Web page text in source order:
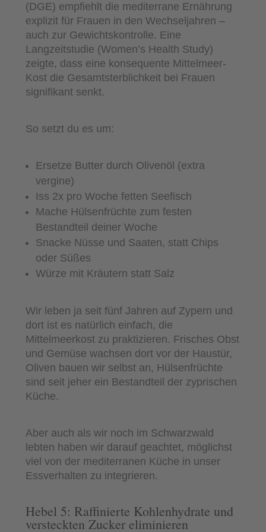
(DGE) empfiehlt die mediterrane Ernährung
explizit für Frauen in den Wechseljahren –
auch zur Gewichtskontrolle. Eine
Langzeitstudie (Women’s Health Study)
zeigte, dass eine konsequente Mittelmeer-
Kost die Gesamtsterblichkeit bei Frauen
signifikant senkt.
So setzt du es um:
Ersetze Butter durch Olivenöl (extra
vergine)
Iss 2x pro Woche fetten Seefisch
Mache Hülsenfrüchte zum festen
Bestandteil deiner Woche
Snacke Nüsse und Saaten, statt Chips
oder Süßes
Würze mit Kräutern statt Salz
Wir leben ja seit fünf Jahren auf Zypern und
dort ist es natürlich einfach, die
Mittelmeerkost zu praktizieren. Frisches Obst
und Gemüse wachsen dort vor der Haustür,
Oliven bauen wir selbst an, Hülsenfrüchte
sind seit jeher ein Bestandteil der zyprischen
Küche.
Aber auch als wir noch im Schwarzwald
lebten haben wir darauf geachtet, möglichst
viel von der mediterranen Küche in unser
Essverhalten zu integrieren.
Hebel 5: Raffinierte Kohlenhydrate und
versteckten Zucker eliminieren